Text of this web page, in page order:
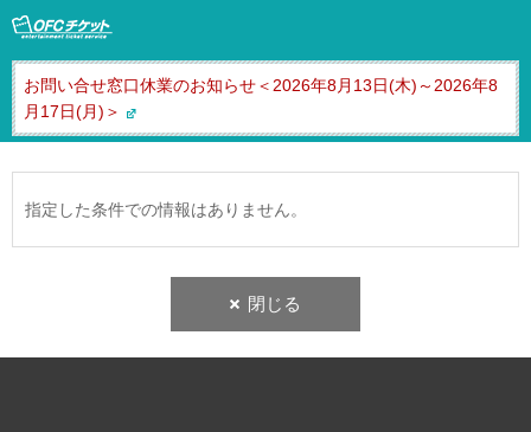
お問い合せ窓口休業のお知らせ＜2026年8月13日(木)～2026年8
月17日(月)＞
指定した条件での情報はありません。
閉じる